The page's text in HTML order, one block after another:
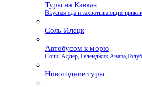
Туры на Кавказ
Вкусная еда и захватывающие
Соль-Илецк
Автобусом к морю
Сочи, Адлер, Геленджик
Новогодние туры